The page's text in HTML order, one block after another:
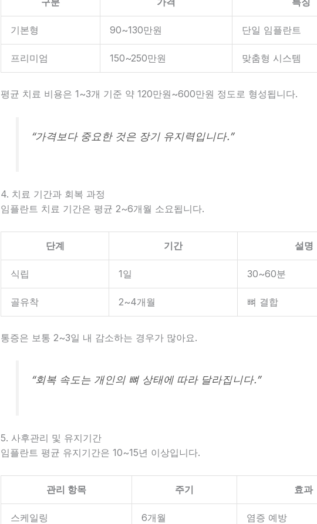
기본형 90~130만원 단일 임플란트
프리미엄 150~250만원 맞춤형 시스템
평균 치료 비용은 1~3개 기준 약 120만원~600만원 정도로 형성됩니다.
“가격보다 중요한 것은 장기 유지력입니다.”
4. 치료 기간과 회복 과정
임플란트 치료 기간은 평균 2~6개월 소요됩니다.
단계 기간 설명
식립 1일 30~60분
골유착 2~4개월 뼈 결합
통증은 보통 2~3일 내 감소하는 경우가 많아요.
“회복 속도는 개인의 뼈 상태에 따라 달라집니다.”
5. 사후관리 및 유지기간
임플란트 평균 유지기간은 10~15년 이상입니다.
관리 항목 주기 효과
스케일링 6개월 염증 예방